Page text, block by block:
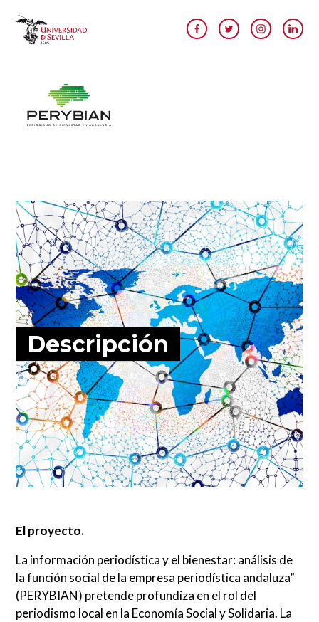
Image
Descripción
El proyecto.
La información periodística y el bienestar: análisis de
la función social de la empresa periodística andaluza”
(PERYBIAN) pretende profundiza en el rol del
periodismo local en la Economía Social y Solidaria. La